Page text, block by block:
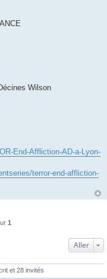
Wilson
End-Affliction-AD-a-Lyon-
terror-end-affliction-
1
Aller
et 28 invités